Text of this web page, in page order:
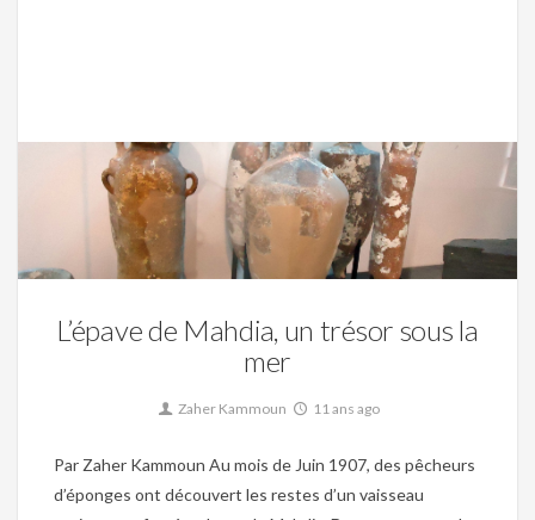
0
Culture, Musée, Tunisie romaine, Uncategorized
L’épave de Mahdia, un trésor sous la
mer
Zaher Kammoun 11 ans ago
Par Zaher Kammoun Au mois de Juin 1907, des pêcheurs
d’éponges ont découvert les restes d’un vaisseau